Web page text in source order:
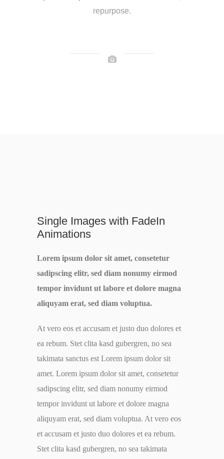
repurpose.
Single Images with FadeIn
Animations
Lorem ipsum dolor sit amet, consetetur
sadipscing elitr, sed diam nonumy eirmod
tempor invidunt ut labore et dolore magna
aliquyam erat, sed diam voluptua.
At vero eos et accusam et justo duo dolores et
ea rebum. Stet clita kasd gubergren, no sea
takimata sanctus est Lorem ipsum dolor sit
amet. Lorem ipsum dolor sit amet, consetetur
sadipscing elitr, sed diam nonumy eirmod
tempor invidunt ut labore et dolore magna
aliquyam erat, sed diam voluptua. At vero eos
et accusam et justo duo dolores et ea rebum.
Stet clita kasd gubergren, no sea takimata